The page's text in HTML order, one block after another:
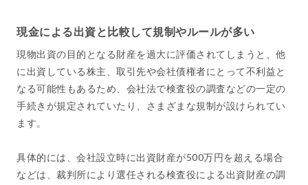
現金による出資と比較して規制やルールが多い
現物出資の目的となる財産を過大に評価されてしまうと、他
に出資している株主、取引先や会社債権者にとって不利益と
なる可能性もあるため、会社法で検査役の調査などの一定の
手続きが規定されていたり、さまざまな規制が設けられてい
ます。
具体的には、会社設立時に出資財産が500万円を超える場合
などは、裁判所により選任される検査役による出資財産の調